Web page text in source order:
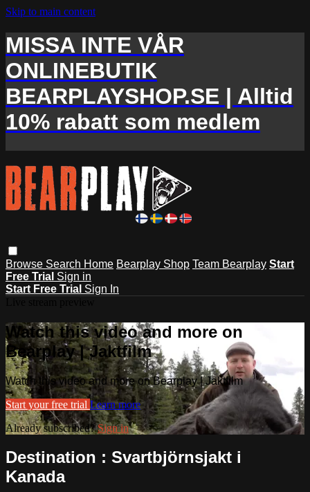
Skip to main content
MISSA INTE VÅR
ONLINEBUTIK
BEARPLAYSHOP.SE | Alltid
10% rabatt som medlem
Browse Search Home Bearplay Shop Team Bearplay Start
Free Trial Sign in
Start Free Trial Sign In
Watch this video and more on
Bearplay | Jaktfilm
Watch this video and more on Bearplay | Jaktfilm
Start your free trial Learn more
Already subscribed?Sign in
Destination : Svartbjörnsjakt i
Kanada